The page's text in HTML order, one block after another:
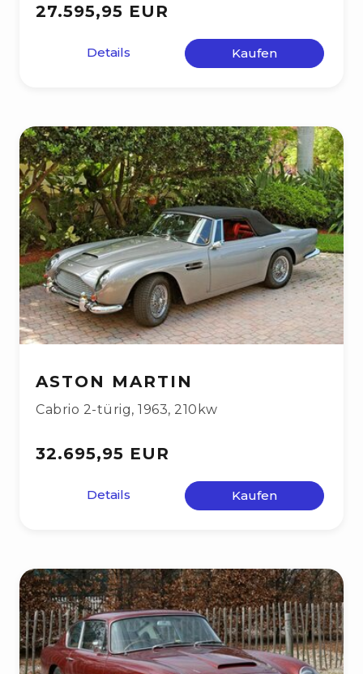
27.595,95 EUR
Details Kaufen
ASTON MARTIN
Cabrio 2-türig, 1963, 210kw
32.695,95 EUR
Details Kaufen